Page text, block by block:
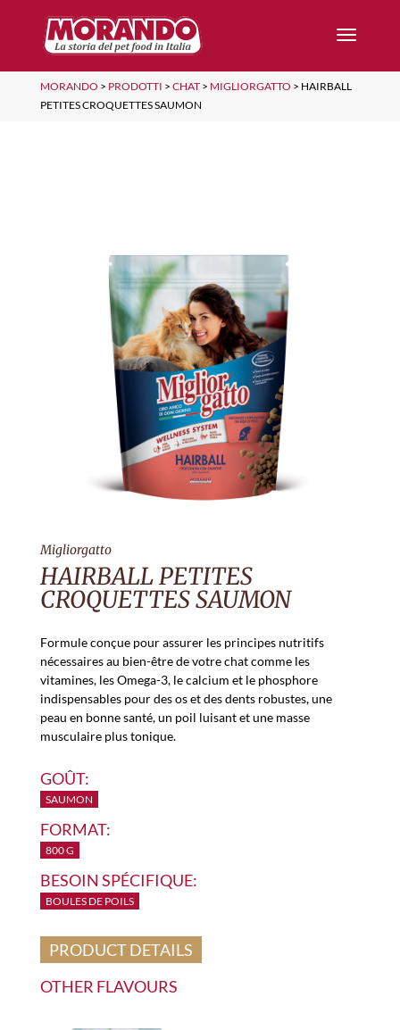
MORANDO > PRODOTTI > CHAT> MIGLIORGATTO > HAIRBALL
PETITES CROQUETTES SAUMON
Migliorgatto
HAIRBALL PETITES
CROQUETTES SAUMON
Formule conçue pour assurer les principes nutritifs
nécessaires au bien-être de votre chat comme les
vitamines, les Omega-3, le calcium et le phosphore
indispensables pour des os et des dents robustes, une
peau en bonne santé, un poil luisant et une masse
musculaire plus tonique.
GOÛT:
SAUMON
FORMAT:
800 G
BESOIN SPÉCIFIQUE:
BOULES DE POILS
PRODUCT DETAILS
OTHER FLAVOURS